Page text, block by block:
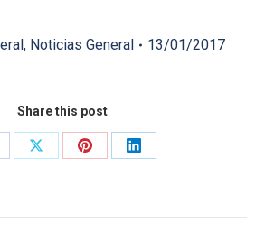
, Noticias General 13/01/2017
Share this post
Share
Share
Share